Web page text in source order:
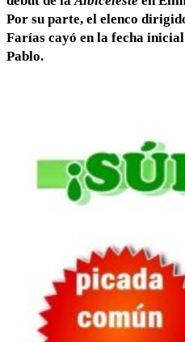
Por su parte, el elenco
Farías cayó en la fecha
Pablo.